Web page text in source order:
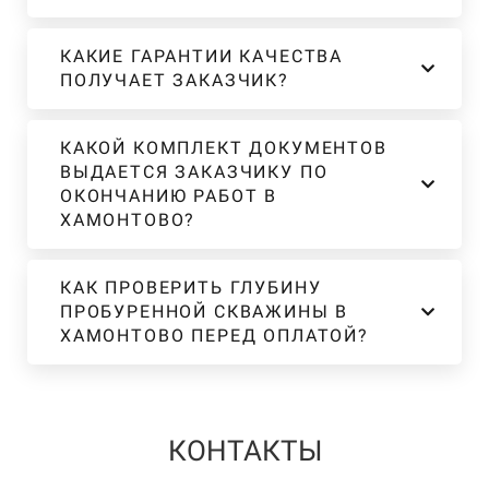
КАКИЕ ГАРАНТИИ КАЧЕСТВА
ПОЛУЧАЕТ ЗАКАЗЧИК?
КАКОЙ КОМПЛЕКТ ДОКУМЕНТОВ
ВЫДАЕТСЯ ЗАКАЗЧИКУ ПО
ОКОНЧАНИЮ РАБОТ В
ХАМОНТОВО?
КАК ПРОВЕРИТЬ ГЛУБИНУ
ПРОБУРЕННОЙ СКВАЖИНЫ В
ХАМОНТОВО ПЕРЕД ОПЛАТОЙ?
КОНТАКТЫ